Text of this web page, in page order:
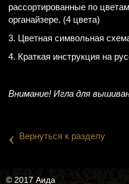
рассортированные по
органайзере. (4 цвета)
3. Цветная символьная
4. Краткая инструкция на
Внимание! Игла для
‹ Вернуться к разделу
© 2017 Аида